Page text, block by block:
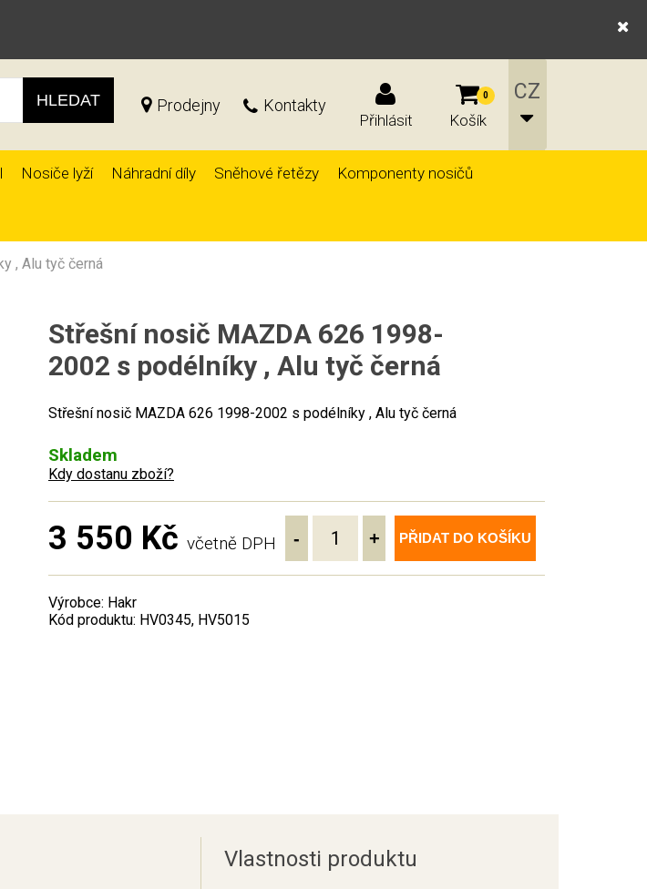
HLEDAT Prodejny Kontakty
Přihlásit
0
Košík
Nosiče lyží Náhradní díly Sněhové řetězy Komponenty nosičů
, Alu tyč černá
Střešní nosič MAZDA 626 1998-
2002 s podélníky , Alu tyč černá
Střešní nosič MAZDA 626 1998-2002 s podélníky , Alu tyč černá
Skladem
Kdy dostanu zboží?
3 550 Kč včetně DPH - + PŘIDAT DO KOŠÍKU
Výrobce: Hakr
Kód produktu: HV0345, HV5015
Vlastnosti produktu